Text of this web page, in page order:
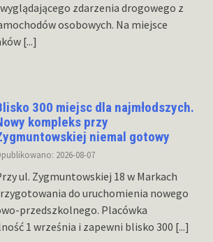
zdarzenia drogowego z
osobowych. Na miejsce
[...]
300 miejsc dla najmłodszych.
kompleks przy
niemal gotowy
2026-08-07
ul. Zygmuntowskiej 18 w Markach
do uruchomienia nowego
przedszkolnego. Placówka
1 września i zapewni blisko 300 [...]